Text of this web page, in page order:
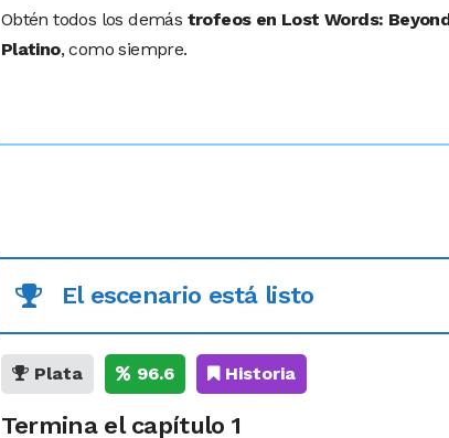
Obtén todos los demás trofeos en Lost Words:
Platino, como siempre.
El escenario está listo
Plata 96.6 Historia
Termina el capítulo 1